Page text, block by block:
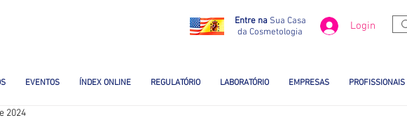
Entre na Sua Casa
da Cosmetologia
Login
EVENTOS ÍNDEX ONLINE REGULATÓRIO LABORATÓRIO EMPRESAS PROFISSIONAIS
2024